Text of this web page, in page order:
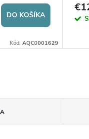
DO KOŠÍKA
Kód: AQC0001629